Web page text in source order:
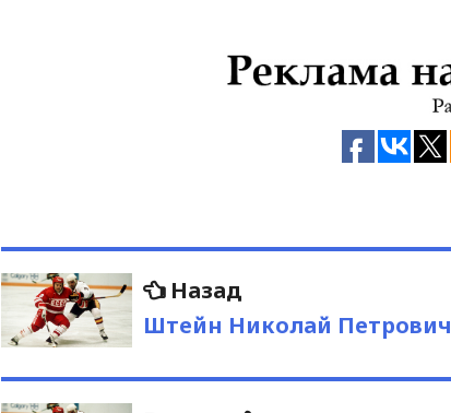
Навигация
по
записям
Назад
запись:
Штейн Николай Петрович